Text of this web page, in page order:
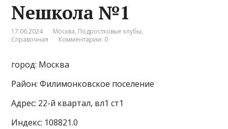
Neшкола №1
17.06.2024 Москва, Подростковые клубы,
Справочная
Комментарии: 0
город: Москва
Район: Филимонковское поселение
Адрес: 22-й квартал, вл1 ст1
Индекс: 108821.0